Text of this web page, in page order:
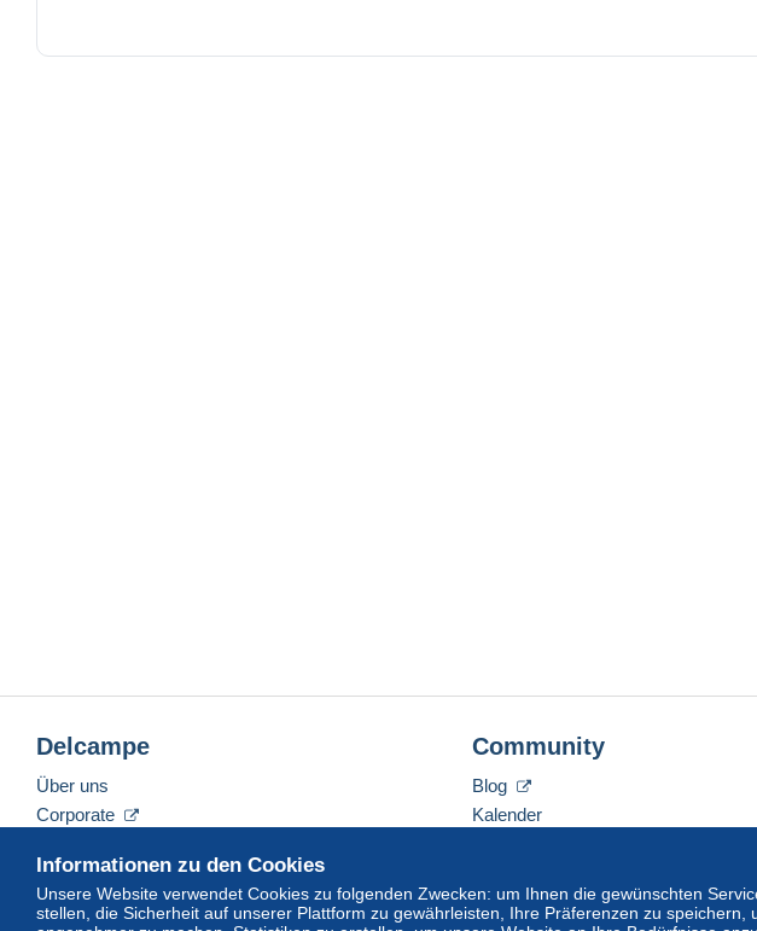
Informationen zu den Cookies
Unsere Website verwendet Cookies zu folgenden Zwecken: um Ihnen die gewünschten
stellen, die Sicherheit auf unserer Plattform zu gewährleisten, Ihre Präferenzen zu speichern,
Delcampe
Über uns
Corporate
Nehmen Sie Kontakt mit uns auf
Community
Blog
Kalender